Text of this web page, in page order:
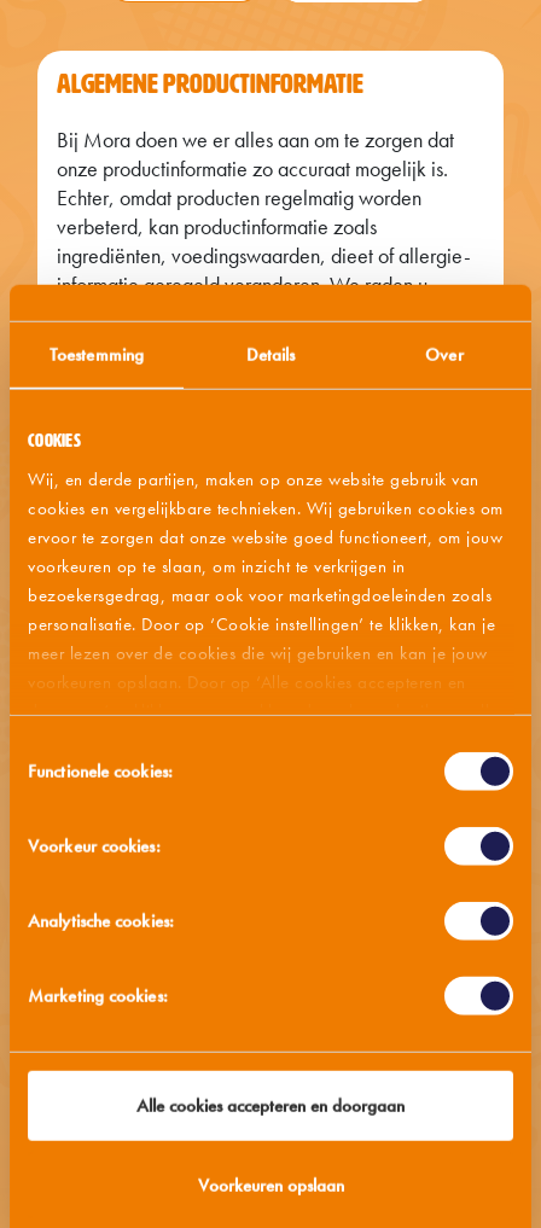
Toestemming Details Over
Cookies
Wij, en derde partijen, maken op onze website gebruik van
cookies en vergelijkbare technieken. Wij gebruiken cookies om
ervoor te zorgen dat onze website goed functioneert, om jouw
voorkeuren op te slaan, om inzicht te verkrijgen in
bezoekersgedrag, maar ook voor marketingdoeleinden zoals
personalisatie. Door op ‘Cookie instellingen’ te klikken, kan je
meer lezen over de cookies die wij gebruiken en kan je jouw
voorkeuren opslaan. Door op ‘Alle cookies accepteren en
doorgaan’ te klikken, gaat u akkoord met het gebruik van alle
Functionele cookies:
Voorkeur cookies:
Analytische cookies:
Marketing cookies:
Alle cookies accepteren en doorgaan
Voorkeuren opslaan
ALGEMENE PRODUCTINFORMATIE
Bij Mora doen we er alles aan om te zorgen dat
onze productinformatie zo accuraat mogelijk is.
Echter, omdat producten regelmatig worden
verbeterd, kan productinformatie zoals
ingrediënten, voedingswaarden, dieet of allergie-
informatie geregeld veranderen. We raden u
daarom aan om altijd eerst de verpakking te lezen
alvorens u het product nuttigt. Zijn er vragen of
opmerkingen, neem dan contact op met onze
BEREIDINGSWIJZEN
INGREDIËNTENLIJST
ALLERGENEN
VOEDINGSWAARDEN
BEWAARADVIES